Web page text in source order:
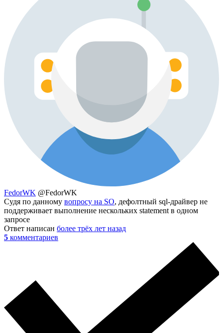
FedorWK @FedorWK
Судя по данному вопросу на SO, дефолтный sql-драйвер не
поддерживает выполнение нескольких statement в одном
запросе
Ответ написан более трёх лет назад
5 комментариев